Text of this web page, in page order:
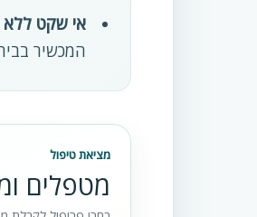
אי שקט ללא
המכשיר
מציאת טיפול
מטפלים